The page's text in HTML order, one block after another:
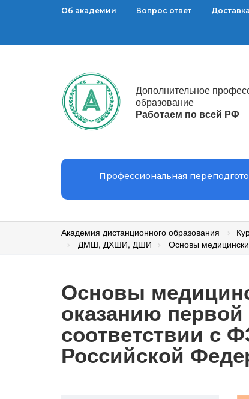
Вопрос ответ
Об академии
Дополнительное
образование
Работаем по всей РФ
Профессиональная
Академия дистанционного образования
ДМШ, ДХШИ, ДШИ
Основы
Основы
оказанию
соответствии с
Российской